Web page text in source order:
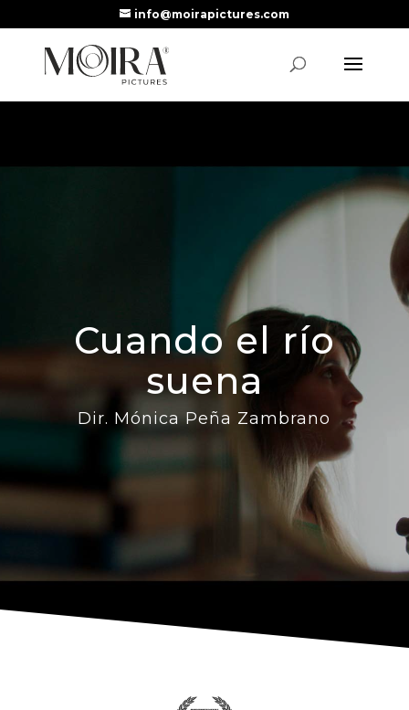
info@moirapictures.com
Cuando el río
suena
Dir. Mónica Peña Zambrano